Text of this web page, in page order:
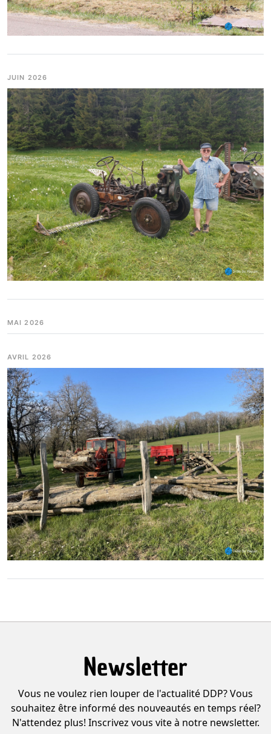
JUIN 2026
MAI 2026
AVRIL 2026
Newsletter
Vous ne voulez rien louper de l'actualité DDP? Vous
souhaitez être informé des nouveautés en temps réel?
N'attendez plus! Inscrivez vous vite à notre newsletter.